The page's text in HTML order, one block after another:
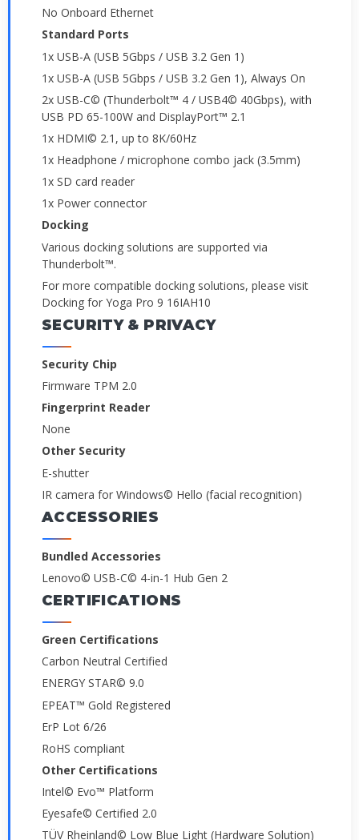
No Onboard Ethernet
Standard Ports
1x USB-A (USB 5Gbps / USB 3.2 Gen 1)
1x USB-A (USB 5Gbps / USB 3.2 Gen 1), Always On
2x USB-C© (Thunderbolt™ 4 / USB4© 40Gbps), with
USB PD 65-100W and DisplayPort™ 2.1
1x HDMI© 2.1, up to 8K/60Hz
1x Headphone / microphone combo jack (3.5mm)
1x SD card reader
1x Power connector
Docking
Various docking solutions are supported via
Thunderbolt™.
For more compatible docking solutions, please visit
Docking for Yoga Pro 9 16IAH10
SECURITY & PRIVACY
Security Chip
Firmware TPM 2.0
Fingerprint Reader
None
Other Security
E-shutter
IR camera for Windows© Hello (facial recognition)
ACCESSORIES
Bundled Accessories
Lenovo© USB-C© 4-in-1 Hub Gen 2
CERTIFICATIONS
Green Certifications
Carbon Neutral Certified
ENERGY STAR© 9.0
EPEAT™ Gold Registered
ErP Lot 6/26
RoHS compliant
Other Certifications
Intel© Evo™ Platform
Eyesafe© Certified 2.0
TÜV Rheinland© Low Blue Light (Hardware Solution)